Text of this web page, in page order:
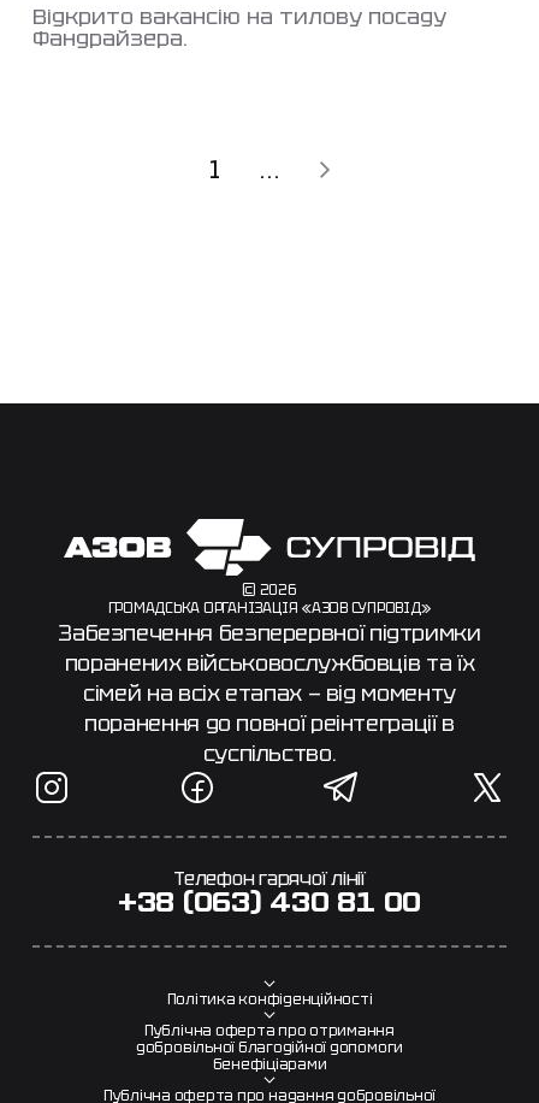
Відкрито вакансію на тилову посаду
Фандрайзера.
1 ...
© 2026
ГРОМАДСЬКА ОРГАНІЗАЦІЯ «АЗОВ СУПРОВІД»
Забезпечення безперервної підтримки
поранених військовослужбовців та їх
сімей на всіх етапах — від моменту
поранення до повної реінтеграції в
суспільство.
Телефон гарячої лінії
+38 (063) 430 81 00
Політика конфіденційності
Публічна оферта про отримання
добровільної благодійної допомоги
бенефіціарами
Публічна оферта про надання добровільної